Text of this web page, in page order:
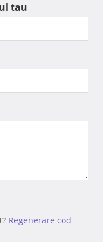
tau
Regenerare cod